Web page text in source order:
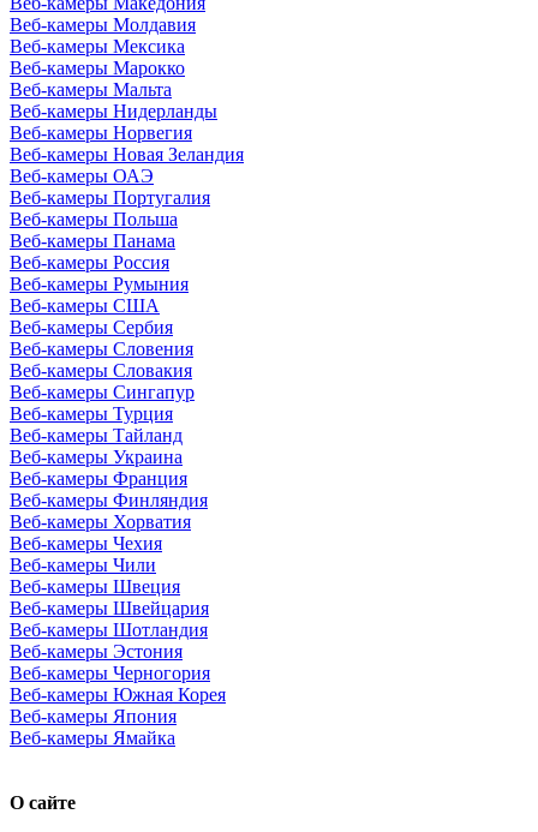
Веб-камеры Молдавия
Веб-камеры Мексика
Веб-камеры Марокко
Веб-камеры Мальта
Веб-камеры Нидерланды
Веб-камеры Норвегия
Веб-камеры Новая Зеландия
Веб-камеры ОАЭ
Веб-камеры Португалия
Веб-камеры Польша
Веб-камеры Панама
Веб-камеры Россия
Веб-камеры Румыния
Веб-камеры США
Веб-камеры Сербия
Веб-камеры Словения
Веб-камеры Словакия
Веб-камеры Сингапур
Веб-камеры Турция
Веб-камеры Тайланд
Веб-камеры Украина
Веб-камеры Франция
Веб-камеры Финляндия
Веб-камеры Хорватия
Веб-камеры Чехия
Веб-камеры Чили
Веб-камеры Швеция
Веб-камеры Швейцария
Веб-камеры Шотландия
Веб-камеры Эстония
Веб-камеры Черногория
Веб-камеры Южная Корея
Веб-камеры Япония
Веб-камеры Ямайка
О сайте